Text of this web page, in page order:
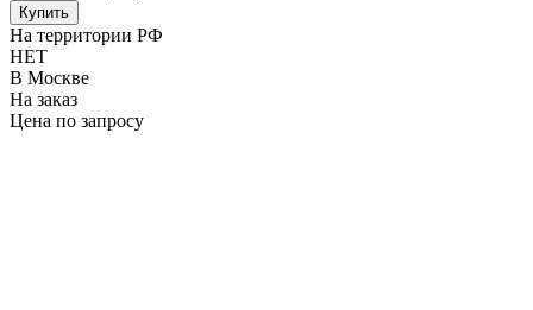
Купить
На территории РФ
НЕТ
В Москве
На заказ
Цена по запросу